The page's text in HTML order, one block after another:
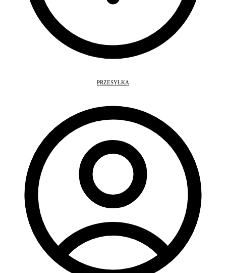
PRZESYŁKA